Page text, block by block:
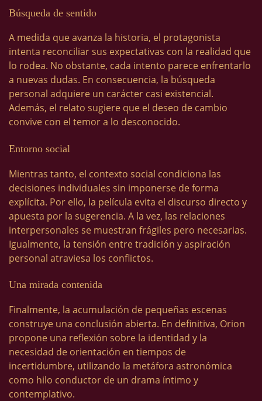
Búsqueda de sentido
A medida que avanza la historia, el protagonista
intenta reconciliar sus expectativas con la realidad que
lo rodea. No obstante, cada intento parece enfrentarlo
a nuevas dudas. En consecuencia, la búsqueda
personal adquiere un carácter casi existencial.
Además, el relato sugiere que el deseo de cambio
convive con el temor a lo desconocido.
Entorno social
Mientras tanto, el contexto social condiciona las
decisiones individuales sin imponerse de forma
explícita. Por ello, la película evita el discurso directo y
apuesta por la sugerencia. A la vez, las relaciones
interpersonales se muestran frágiles pero necesarias.
Igualmente, la tensión entre tradición y aspiración
personal atraviesa los conflictos.
Una mirada contenida
Finalmente, la acumulación de pequeñas escenas
construye una conclusión abierta. En definitiva, Orion
propone una reflexión sobre la identidad y la
necesidad de orientación en tiempos de
incertidumbre, utilizando la metáfora astronómica
como hilo conductor de un drama íntimo y
contemplativo.